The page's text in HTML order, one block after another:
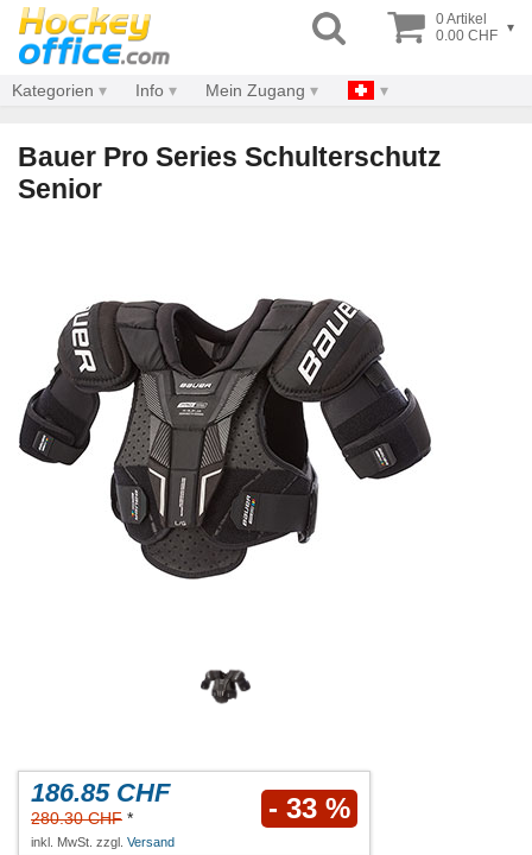
0 Artikel
0.00 CHF ▾
Kategorien Info Mein Zugang
Bauer Pro Series Schulterschutz
Senior
186.85 CHF
280.30 CHF * - 33 %
inkl. MwSt. zzgl. Versand